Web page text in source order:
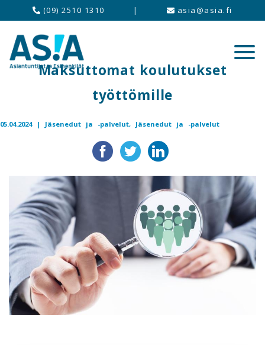
(09) 2510 1310 | asia@asia.fi
Maksuttomat koulutukset
työttömille
05.04.2024 | Jäsenedut ja -palvelut, Jäsenedut ja -palvelut